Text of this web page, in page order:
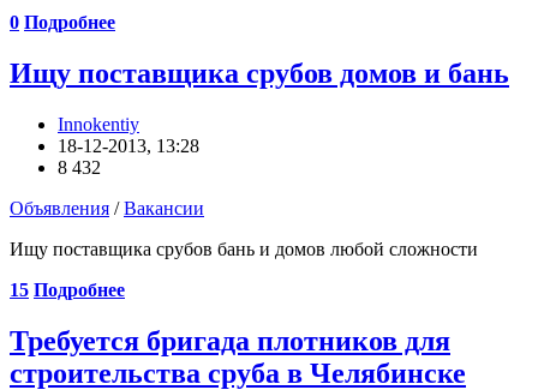
0 Подробнее
Ищу поставщика срубов домов и бань
Innokentiy
18-12-2013, 13:28
8 432
Объявления /Вакансии
Ищу поставщика срубов бань и домов любой сложности
15 Подробнее
Требуется бригада плотников для
строительства сруба в Челябинске